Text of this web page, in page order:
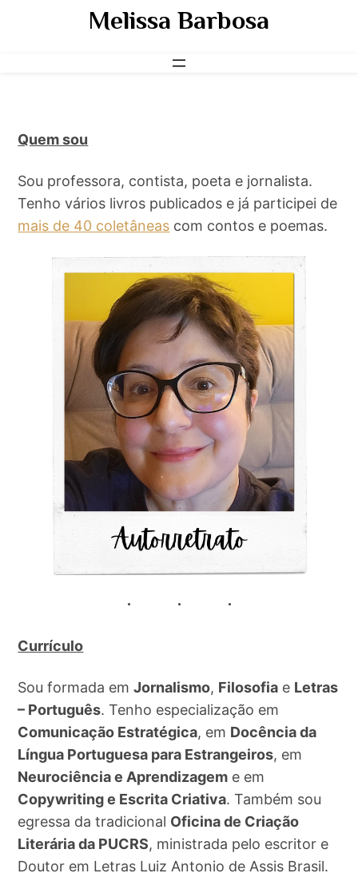
Melissa Barbosa
Quem sou
Sou professora, contista, poeta e jornalista.
Tenho vários livros publicados e já participei de
mais de 40 coletâneas com contos e poemas.
Currículo
Sou formada emJornalismo, Filosofia e Letras
– Português. Tenho especialização em
Comunicação Estratégica, em Docência da
Língua Portuguesa para Estrangeiros, em
Neurociência e Aprendizagem e em
Copywriting e Escrita Criativa. Também sou
egressa da tradicional Oficina de Criação
Literária da PUCRS, ministrada pelo escritor e
Doutor em Letras Luiz Antonio de Assis Brasil.